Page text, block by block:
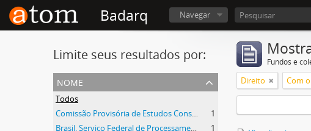
Badarq Navegar
Limite seus resultados por:
nome
Todos
Comissão Provisória de Estudos Constitucionais (CEC)
1
Brasil. Serviço Federal de Processamento de Dados
1
Fundos e
Direito Com